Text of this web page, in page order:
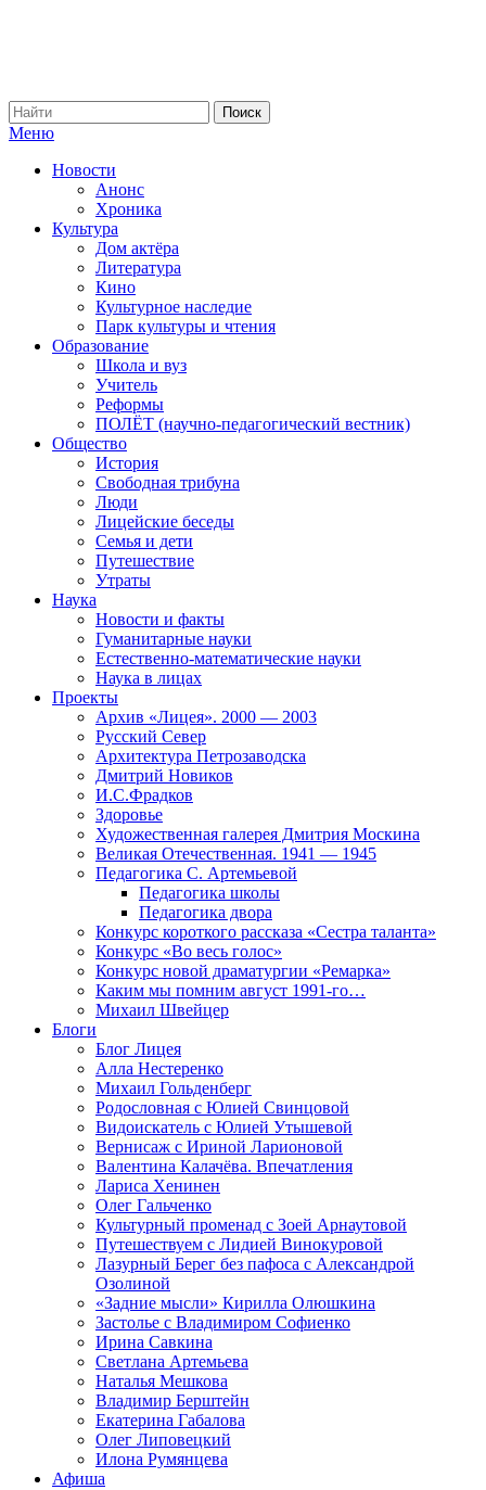
Меню
Новости
Анонс
Хроника
Культура
Дом актёра
Литература
Кино
Культурное наследие
Парк культуры и чтения
Образование
Школа и вуз
Учитель
Реформы
ПОЛЁТ (научно-педагогический вестник)
Общество
История
Свободная трибуна
Люди
Лицейские беседы
Семья и дети
Путешествие
Утраты
Наука
Новости и факты
Гуманитарные науки
Естественно-математические науки
Наука в лицах
Проекты
Архив «Лицея». 2000 — 2003
Русский Север
Архитектура Петрозаводска
Дмитрий Новиков
И.С.Фрадков
Здоровье
Художественная галерея Дмитрия Москина
Великая Отечественная. 1941 — 1945
Педагогика С. Артемьевой
Педагогика школы
Педагогика двора
Конкурс короткого рассказа «Сестра таланта»
Конкурс «Во весь голос»
Конкурс новой драматургии «Ремарка»
Каким мы помним август 1991-го…
Михаил Швейцер
Блоги
Блог Лицея
Алла Нестеренко
Михаил Гольденберг
Родословная с Юлией Свинцовой
Видоискатель с Юлией Утышевой
Вернисаж с Ириной Ларионовой
Валентина Калачёва. Впечатления
Лариса Хенинен
Олег Гальченко
Культурный променад с Зоей Арнаутовой
Путешествуем с Лидией Винокуровой
Лазурный Берег без пафоса с Александрой
Озолиной
«Задние мысли» Кирилла Олюшкина
Застолье с Владимиром Софиенко
Ирина Савкина
Светлана Артемьева
Наталья Мешкова
Владимир Берштейн
Екатерина Габалова
Олег Липовецкий
Илона Румянцева
Афиша